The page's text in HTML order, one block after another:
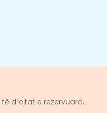
të drejtat e rezervuara.